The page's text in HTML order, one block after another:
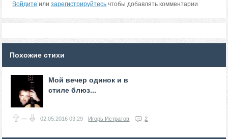
Войдите илизарегистрируйтесь чтобы добавлять комментарии
Похожие стихи
Мой вечер одинок и в
стиле блюз...
— 02.05.201603:29 Игорь Истратов 2